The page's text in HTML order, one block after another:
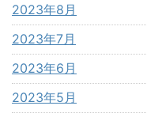
2023年8月
2023年7月
2023年6月
2023年5月